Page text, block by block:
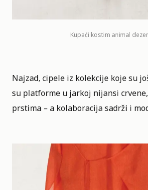
Kupaći kostim animal
Najzad, cipele iz kolekcije koje su
su platforme u jarkoj nijansi
prstima – a kolaboracija sadrži i